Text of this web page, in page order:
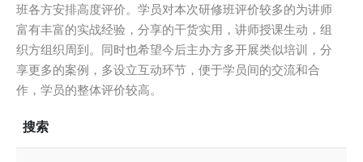
班各方安排高度评价。学员对本次研修班评价较多的为讲师
富有丰富的实战经验，分享的干货实用，讲师授课生动，组
织方组织周到。同时也希望今后主办方多开展类似培训，分
享更多的案例，多设立互动环节，便于学员间的交流和合
作，学员的整体评价较高。
搜索